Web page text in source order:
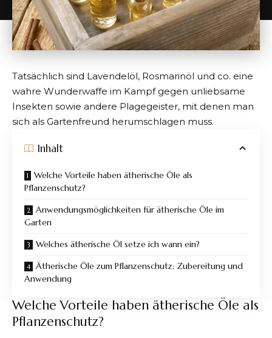
Tatsächlich sind Lavendelöl, Rosmarinöl und co. eine
wahre Wunderwaffe im Kampf gegen unliebsame
Insekten sowie andere Plagegeister, mit denen man
sich als Gartenfreund herumschlagen muss.
Inhalt
Welche Vorteile haben ätherische Öle als
Pflanzenschutz?
Anwendungsmöglichkeiten für ätherische Öle im
Garten
Welches ätherische Öl setze ich wann ein?
Ätherische Öle zum Pflanzenschutz: Zubereitung und
Anwendung
Welche Vorteile haben ätherische Öle als
Pflanzenschutz?